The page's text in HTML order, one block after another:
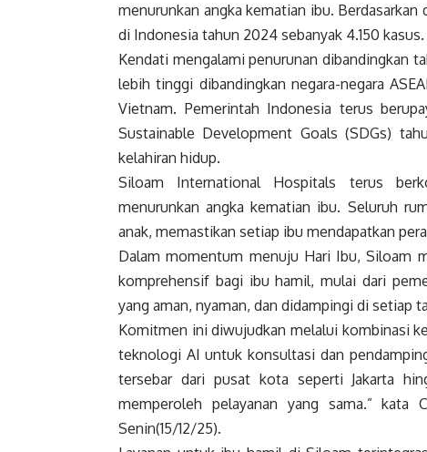
menurunkan angka kematian ibu.
di Indonesia tahun 2024 sebanyak 4.150 kasus.
Kendati mengalami penurunan dibandingkan
lebih tinggi dibandingkan negara-negara
Vietnam. Pemerintah Indonesia terus
Sustainable Development Goals (SDGs)
kelahiran hidup.
Siloam International Hospitals terus
menurunkan angka kematian ibu. Seluruh
anak, memastikan setiap ibu mendapatkan
Dalam momentum menuju Hari Ibu, Siloam
komprehensif bagi ibu hamil, mulai dari
yang aman, nyaman, dan didampingi di setiap
Komitmen ini diwujudkan melalui kombinasi
teknologi AI untuk konsultasi dan
tersebar dari pusat kota seperti Jakarta
memperoleh pelayanan yang sama.” kata
Senin(15/12/25).